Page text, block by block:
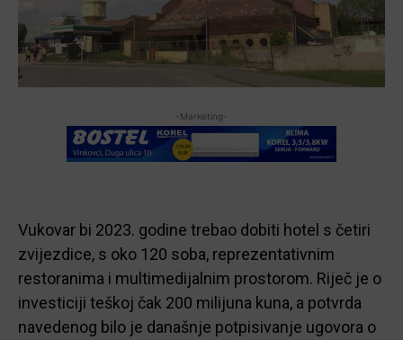
-Marketing-
Vukovar bi 2023. godine trebao dobiti hotel s četiri
zvijezdice, s oko 120 soba, reprezentativnim
restoranima i multimedijalnim prostorom. Riječ je o
investiciji teškoj čak 200 milijuna kuna, a potvrda
navedenog bilo je današnje potpisivanje ugovora o